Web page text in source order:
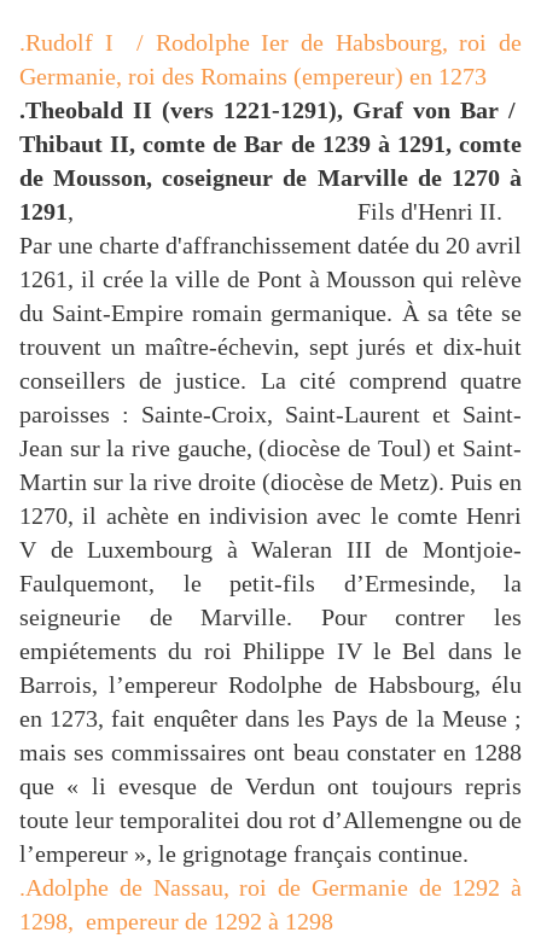
.Rudolf I / Rodolphe Ier de Habsbourg, roi de
Germanie, roi des Romains (empereur) en 1273
.Theobald II (vers 1221-1291), Graf von Bar /
Thibaut II, comte de Bar de 1239 à 1291, comte
de Mousson, coseigneur de Marville de 1270 à
1291, Fils d'Henri II.
Par une charte d'affranchissement datée du 20 avril
1261, il crée la ville de Pont à Mousson qui relève
du Saint-Empire romain germanique. À sa tête se
trouvent un maître-échevin, sept jurés et dix-huit
conseillers de justice. La cité comprend quatre
paroisses : Sainte-Croix, Saint-Laurent et Saint-
Jean sur la rive gauche, (diocèse de Toul) et Saint-
Martin sur la rive droite (diocèse de Metz). Puis en
1270, il achète en indivision avec le comte Henri
V de Luxembourg à Waleran III de Montjoie-
Faulquemont, le petit-fils d’Ermesinde, la
seigneurie de Marville. Pour contrer les
empiétements du roi Philippe IV le Bel dans le
Barrois, l’empereur Rodolphe de Habsbourg, élu
en 1273, fait enquêter dans les Pays de la Meuse ;
mais ses commissaires ont beau constater en 1288
que « li evesque de Verdun ont toujours repris
toute leur temporalitei dou rot d’Allemengne ou de
l’empereur », le grignotage français continue.
.Adolphe de Nassau, roi de Germanie de 1292 à
1298, empereur de 1292 à 1298